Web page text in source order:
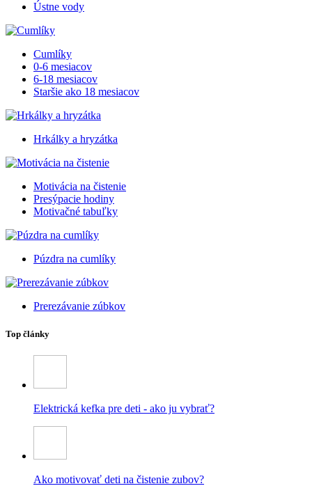
Ústne vody
Cumlíky
0-6 mesiacov
6-18 mesiacov
Staršie ako 18 mesiacov
Hrkálky a hryzátka
Motivácia na čistenie
Presýpacie hodiny
Motivačné tabuľky
Púzdra na cumlíky
Prerezávanie zúbkov
Top články
Elektrická kefka pre deti - ako ju vybrať?
Ako motivovať deti na čistenie zubov?